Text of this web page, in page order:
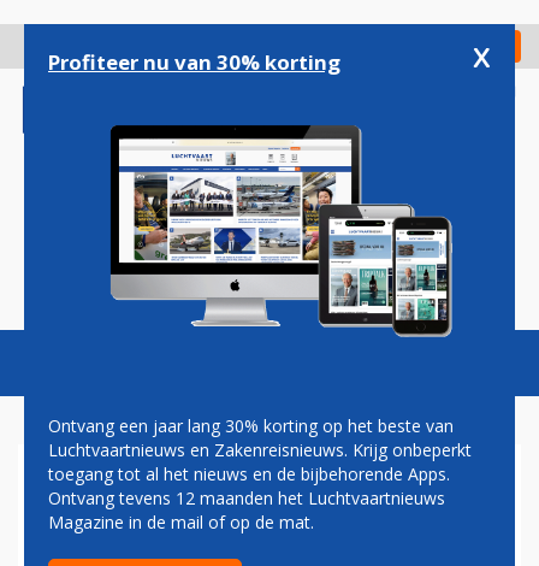
gaan
Check in
Magazine Podcasts Vacatures
VOORZITTER VNV WIL NA
RAMP MH17 VOORAL
Profiteer nu van 30% korting x
Ontvang een jaar lang 30% korting op het beste van
Luchtvaartnieuws en Zakenreisnieuws. Krijg onbeperkt
toegang tot al het nieuws en de bijbehorende Apps.
Ontvang tevens 12 maanden het Luchtvaartnieuws
Magazine in de mail of op de mat.